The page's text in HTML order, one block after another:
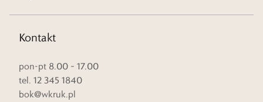
Kontakt
pon-pt 8.00 – 17.00
tel. 12 345 1840
bok@wkruk.pl